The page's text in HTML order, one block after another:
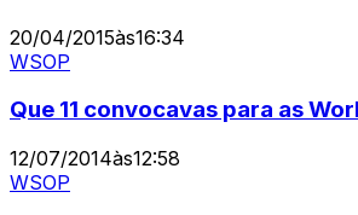
20/04/2015às16:34
WSOP
Que 11 convocavas para as
12/07/2014às12:58
WSOP